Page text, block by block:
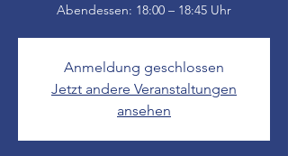
Anmeldung geschlossen
Jetzt andere Veranstaltungen
ansehen